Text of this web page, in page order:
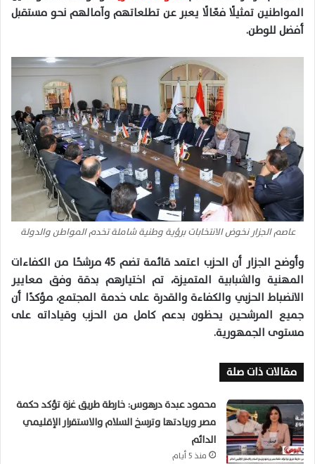
المواطنين تمثيلًا فعّالًا يعبر عن تطلعاتهم وآمالهم نحو مستقبل
أفضل للوطن.
عاصم الجزار نخوض الانتخابات برؤية وطنية شاملة تخدم المواطن والدولة
وأوضح الجزار أن الحزب اعتمد قائمة تضم 45 مرشحًا من الكفاءات
المهنية والشبابية المتميزة، تم اختيارهم بدقة وفق معايير
الانضباط الحزبي والكفاءة والقدرة على خدمة المجتمع، مؤكدًا أن
جميع المرشحين يحظون بدعم كامل من الحزب وقياداته على
مستوى الجمهورية.
مقالات ذات صلة
محمود عبدة درهوس: خارطة طريق غزة تؤكد حكمة
مصر وريادتها وترسخ السلام والاستقرار الإقليمي
الدائم
منذ 5 أيام